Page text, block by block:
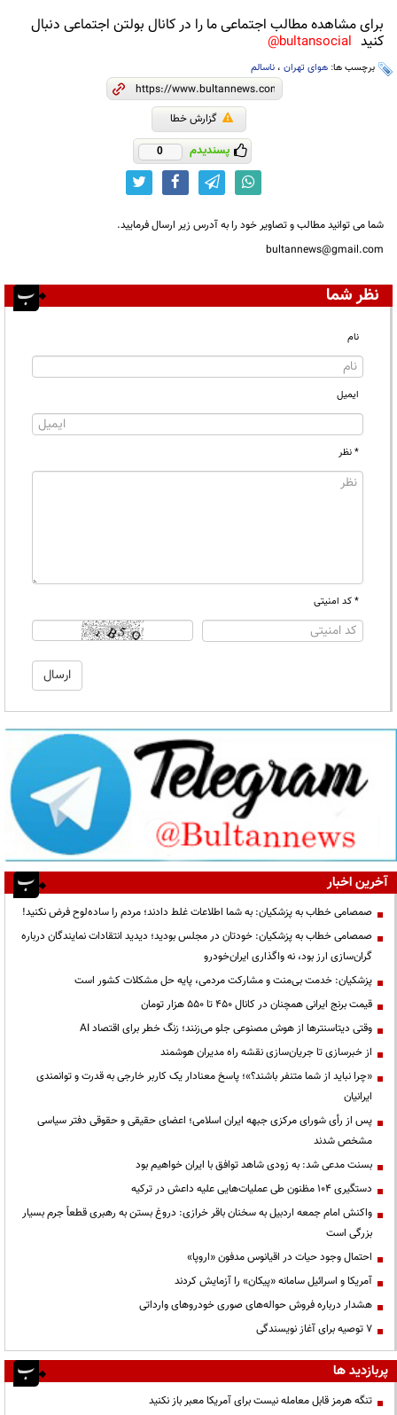
برای مشاهده مطالب اجتماعی ما را در کانال بولتن اجتماعی دنبال
کنید bultansocial@
برچسب ها: هوای تهران ، ناسالم
گزارش خطا
پسندیدم 0
شما می توانید مطالب و تصاویر خود را به آدرس زیر ارسال فرمایید.
bultannews@gmail.com
نظر شما
نام
ایمیل
* نظر
* کد امنیتی
آخرین اخبار
صمصامی خطاب به پزشکیان: به شما اطلاعات غلط دادند؛ مردم را ساده‌لوح فرض نکنید!
صمصامی خطاب به پزشکیان: خودتان در مجلس بودید؛ دیدید انتقادات نمایندگان درباره
گران‌سازی ارز بود، نه واگذاری ایران‌خودرو
پزشکیان: خدمت بی‌منت و مشارکت مردمی، پایه حل مشکلات کشور است
قیمت‌ برنج ایرانی همچنان در کانال ۴۵۰ تا ۵۵۰ هزار تومان
وقتی دیتاسنترها از هوش مصنوعی جلو می‌زنند؛ زنگ خطر برای اقتصاد AI
از خبرسازی تا جریان‌سازی نقشه راه مدیران هوشمند
«چرا نباید از شما متنفر باشند؟»؛ پاسخ معنادار یک کاربر خارجی به قدرت و توانمندی
ایرانیان
پس از رأی شورای مرکزی جبهه ایران اسلامی؛ اعضای حقیقی و حقوقی دفتر سیاسی
مشخص شدند
بسنت مدعی شد: به زودی شاهد توافق با ایران خواهیم بود
دستگیری ۱۰۴ مظنون طی عملیات‌هایی علیه داعش در ترکیه
واکنش امام جمعه اردبیل به سخنان باقر خرازی: دروغ بستن به رهبری قطعاً جرم بسیار
بزرگی است
احتمال وجود حیات در اقیانوس مدفون «اروپا»
آمریکا و اسرائیل سامانه «پیکان» را آزمایش کردند
هشدار درباره فروش حواله‌های صوری خودروهای وارداتی
۷ توصیه برای آغاز نویسندگی
پربازدید ها
تنگه هرمز قابل معامله نیست برای آمریکا معبر باز نکنید